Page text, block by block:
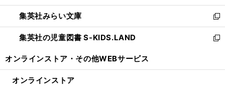
開
く
ウ
で
開
く
ン
ド
ウ
で
ウ
ィ
ン
ド
開
集英社みらい文庫
新
し
い
ン
集英社の児童図書 S-KIDS.LAND
新
ウ
オンラインストア・ その他WEBサービス
オンラインストア